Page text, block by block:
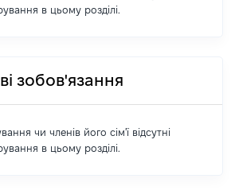
в цьому розділі.
зобов'язання
чи членів його сім'ї відсутні
в цьому розділі.